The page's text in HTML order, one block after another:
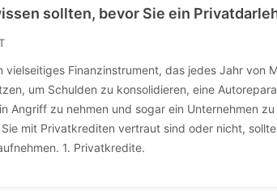
sollten, bevor Sie ein
vielseitiges Finanzinstrument, das jedes Jahr von
um Schulden zu konsolidieren, eine
Angriff zu nehmen und sogar ein Unternehmen
mit Privatkrediten vertraut sind oder nicht,
1. Privatkredite.